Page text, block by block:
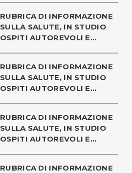
RUBRICA DI INFORMAZIONE
SULLA SALUTE, IN STUDIO
OSPITI AUTOREVOLI E...
RUBRICA DI INFORMAZIONE
SULLA SALUTE, IN STUDIO
OSPITI AUTOREVOLI E...
RUBRICA DI INFORMAZIONE
SULLA SALUTE, IN STUDIO
OSPITI AUTOREVOLI E...
RUBRICA DI INFORMAZIONE